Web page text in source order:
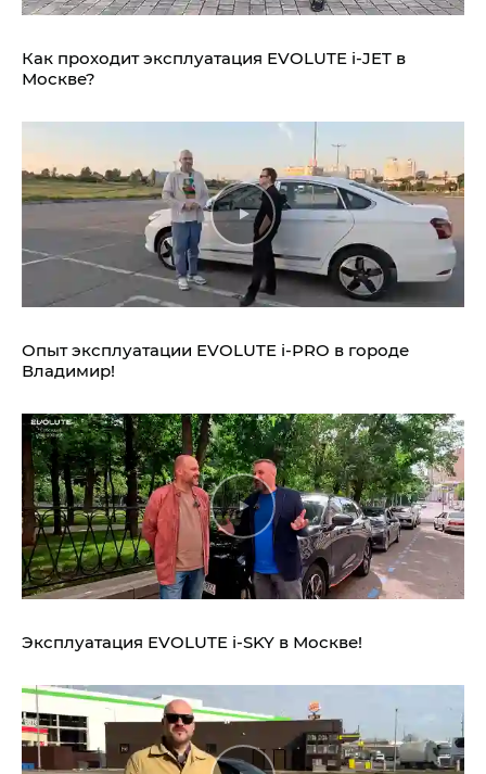
Как проходит эксплуатация EVOLUTE i‑JET в
Москве?
Опыт эксплуатации EVOLUTE i‑PRO в городе
Владимир!
Эксплуатация EVOLUTE i‑SKY в Москве!